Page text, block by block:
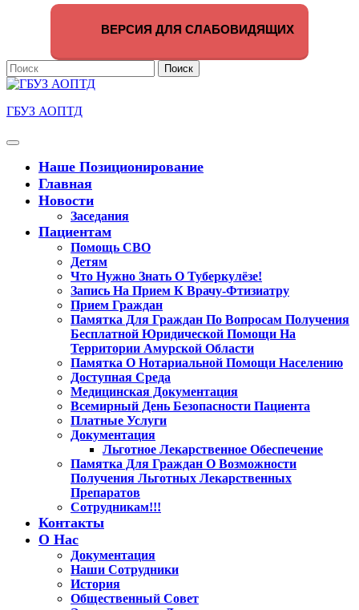
Перейти
ВЕРСИЯ ДЛЯ СЛАБОВИДЯЩИХ
Поиск
по:
ГБУЗ АОПТД
Кнопка
ОткрытьНаше Позиционирование
Главная
Новости
Заседания
Пациентам
Помощь СВО
Детям
Что Нужно Знать О Туберкулёзе!
Запись На Прием К Врачу-Фтизиатру
Прием Граждан
Памятка Для Граждан По Вопросам Получения
Бесплатной Юридической Помощи На
Территории Амурской Области
Памятка О Нотариальной Помощи Населению
Доступная Среда
Медицинская Документация
Всемирный День Безопасности Пациента
Платные Услуги
Документация
Льготное Лекарственное Обеспечение
Памятка Для Граждан О Возможности
Получения Льготных Лекарственных
Препаратов
Сотрудникам!!!
Контакты
О Нас
Документация
Наши Сотрудники
История
Общественный Совет